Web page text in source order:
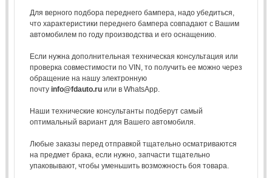
Для верного подбора переднего бампера, надо убедиться,
что характеристики переднего бампера совпадают с Вашим
автомобилем по году производства и его оснащению.
Если нужна дополнительная техническая консультация или
проверка совместимости по VIN, то получить ее можно через
обращение на нашу электронную
почту info@fdauto.ruили в WhatsApp.
Наши технические консультанты подберут самый
оптимальный вариант для Вашего автомобиля.
Любые заказы перед отправкой тщательно осматриваются
на предмет брака, если нужно, запчасти тщательно
упаковывают, чтобы уменьшить возможность боя товара.